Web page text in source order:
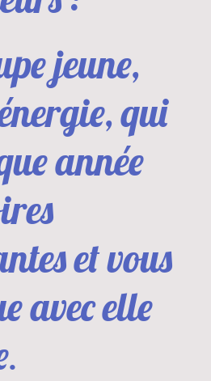
jeune,
qui
année
et vous
avec elle
.